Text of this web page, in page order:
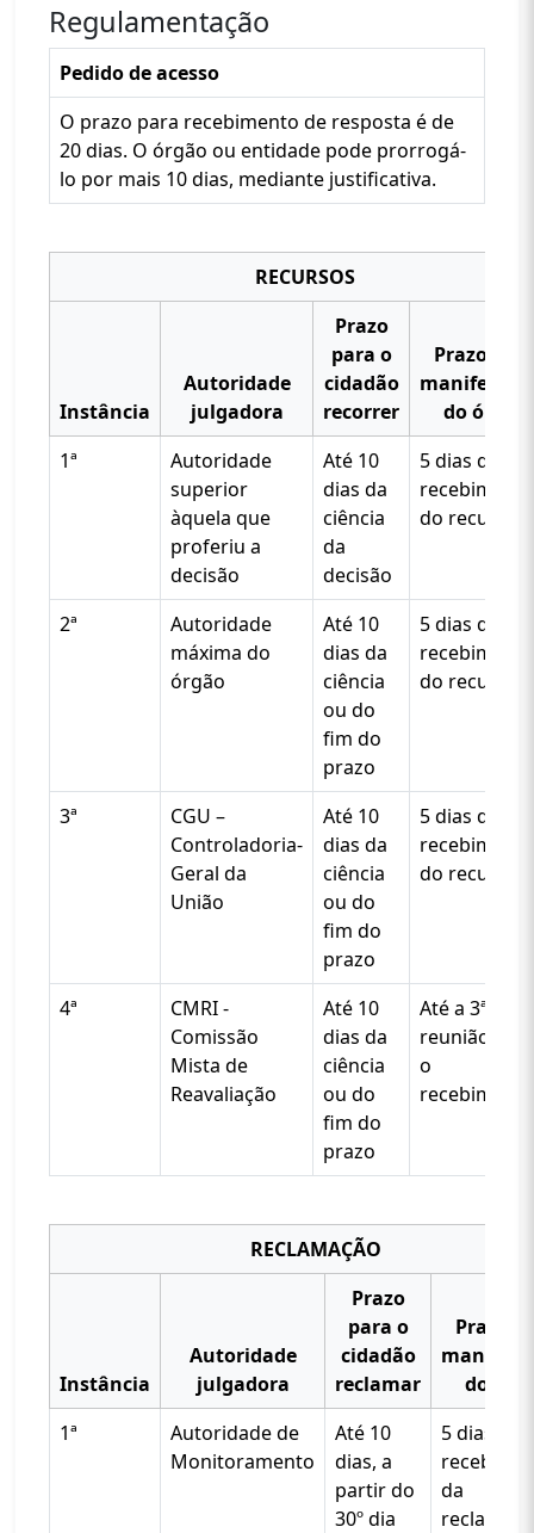
Regulamentação
Pedido de acesso
O prazo para recebimento de resposta é de
20 dias. O órgão ou entidade pode prorrogá-
lo por mais 10 dias, mediante justificativa.
RECURSOS
Instância
Autoridade
julgadora
Prazo
para o
cidadão
recorrer
Prazo
do órgão
1ª
Autoridade
superior
àquela que
proferiu a
decisão
Até 10
dias da
ciência
da
decisão
5 dias do
recebimento
do recurso
2ª
Autoridade
máxima do
órgão
Até 10
dias da
ciência
ou do
fim do
prazo
5 dias do
recebimento
do recurso
3ª
CGU –
Controladoria-
Geral da
União
Até 10
dias da
ciência
ou do
fim do
prazo
5 dias do
recebimento
do recurso
4ª
CMRI -
Comissão
Mista de
Reavaliação
Até 10
dias da
ciência
ou do
fim do
prazo
Até a 3ª
reunião
o
recebimento
RECLAMAÇÃO
Instância
Autoridade
julgadora
Prazo
para o
cidadão
reclamar
Prazo
do
1ª
Autoridade de
Monitoramento
Até 10
dias, a
partir do
30º dia
5 dias do
da